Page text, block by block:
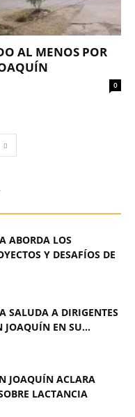
AL MENOS POR
0
ABORDA LOS
Y DESAFÍOS DE
SALUDA A DIRIGENTES
JOAQUÍN EN SU...
JOAQUÍN ACLARA
LACTANCIA